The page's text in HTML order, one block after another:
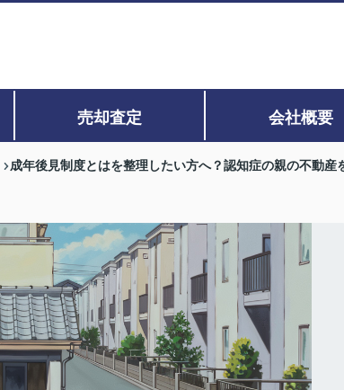
売却査定 会社概要
成年後見制度とはを整理したい方へ？認知症の親の不動産